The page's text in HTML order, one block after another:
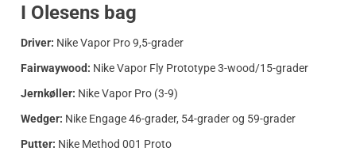
I Olesens bag
Driver: Nike Vapor Pro 9,5-grader
Fairwaywood: Nike Vapor Fly Prototype 3-wood/15-grader
Jernkøller: Nike Vapor Pro (3-9)
Wedger: Nike Engage 46-grader, 54-grader og 59-grader
Putter: Nike Method 001 Proto